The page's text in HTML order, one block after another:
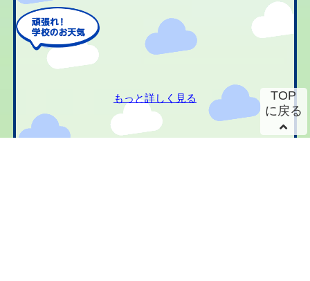
もっと詳しく見る
TOP
に戻る